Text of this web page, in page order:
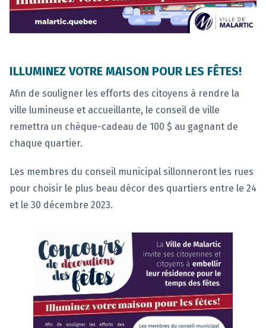
ILLUMINEZ VOTRE MAISON POUR LES FÊTES!
Afin de souligner les efforts des citoyens à rendre la
ville lumineuse et accueillante, le conseil de ville
remettra un chèque-cadeau de 100 $ au gagnant de
chaque quartier.
Les membres du conseil municipal sillonneront les rues
pour choisir le plus beau décor des quartiers entre le 24
et le 30 décembre 2023.